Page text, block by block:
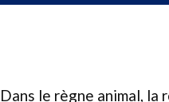
Dans le règne animal, la